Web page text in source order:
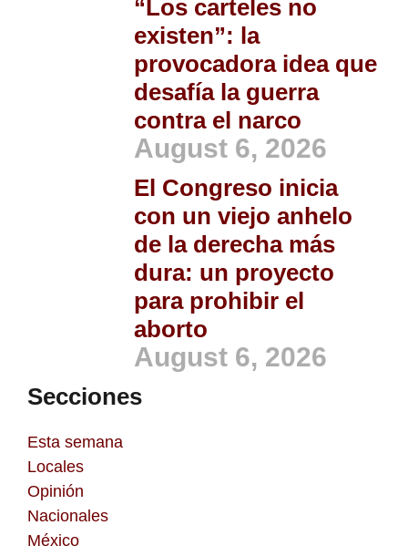
“Los carteles no
existen”: la
provocadora idea que
desafía la guerra
contra el narco
August 6, 2026
El Congreso inicia
con un viejo anhelo
de la derecha más
dura: un proyecto
para prohibir el
aborto
August 6, 2026
Secciones
Esta semana
Locales
Opinión
Nacionales
México